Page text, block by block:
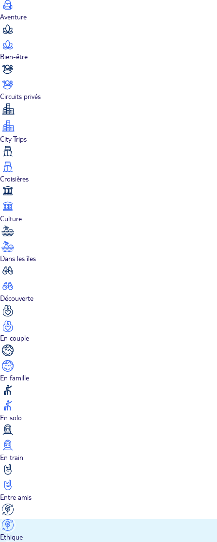
Aventure
Bien-être
Circuits privés
City Trips
Croisières
Culture
Dans les îles
Découverte
En couple
En famille
En solo
En train
Entre amis
Ethique